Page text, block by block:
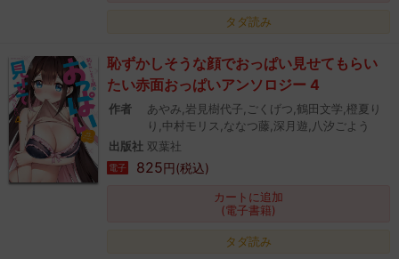
タダ読み
恥ずかしそうな顔でおっぱい見せてもらい
たい赤面おっぱいアンソロジー 4
作者
あやみ,岩見樹代子,ごくげつ,鶴田文学,橙夏り
り,中村モリス,ななつ藤,深月遊,八汐ごよう
出版社 双葉社
電子 825円(税込)
カートに追加
(電子書籍)
タダ読み